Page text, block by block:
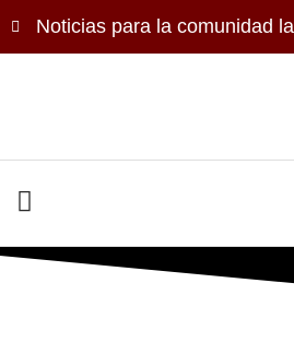
Noticias para la comunidad